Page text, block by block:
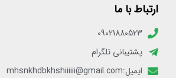
ارتباط با ما
09021880523
پشتیبانی تلگرام
ایمیل:mhsnkhdbkhshiiiiii@gmail.com